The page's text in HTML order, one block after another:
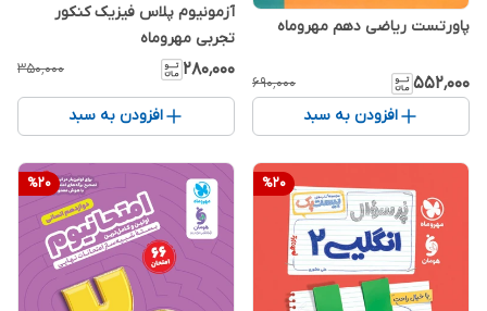
پاورتست ریاضی دهم مهروماه
۵۵۲٬۰۰۰ ۶۹۰٬۰۰۰
افزودن به سبد
آزمونیوم پلاس فیزیک کنکور
تجربی مهروماه
۲۸۰٬۰۰۰ ۳۵۰٬۰۰۰
افزودن به سبد
%20
%20